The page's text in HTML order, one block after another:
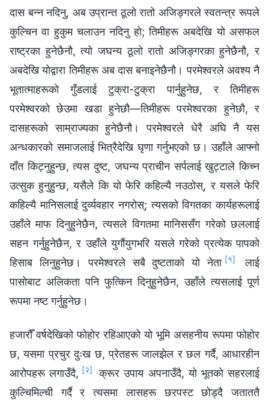
दास बन्‍न नदिनु, अब उप्रान्त ठूलो रातो अजिङ्गरले स्वतन्त्र रूपले
कुल्चिन वा हुकुम चलाउन नदिनु हो; तिमीहरू अबदेखि यो असफल
राष्ट्रका हुनेछैनौ, त्यो जघन्य ठूलो रातो अजिङ्गरका हुनेछैनौ, र
अबदेखि योद्वारा तिमीहरू अब दास बनाइनेछैनौ। परमेश्‍वरले अवश्य नै
भूतात्माहरूको गुँडलाई टुक्रा-टुक्रा पार्नुहुनेछ, र तिमीहरू
परमेश्‍वरको छेउमा खडा हुनेछौ—तिमीहरू परमेश्‍वरका हुनेछौ, र
दासहरूको साम्राज्यका हुनेछैनौ। परमेश्‍वरले धेरै अघि नै यस
अन्धकारको समाजलाई भित्रैदेखि घृणा गर्नुभएको छ। उहाँले आफ्नो
दाँत किट्नुहुन्छ, त्यस दुष्ट, जघन्य प्राचीन सर्पलाई खुट्टाले किच्‍न
उत्सुक हुनुहुन्छ, यसैले कि यो फेरि कहिल्यै नउठोस्, र यसले फेरि
कहिल्यै मानिसलाई दुर्व्यवहार नगरोस्; त्यसको विगतका कार्यहरूलाई
उहाँले माफ दिनुहुनेछैन, त्यसले विगतमा मानिससँग गरेको छललाई
सहन गर्नुहुनेछैन, र उहाँले युगौंयुगभरि यसले गरेको प्रत्येक पापको
हिसाब लिनुहुनेछ। परमेश्‍वरले सबै दुष्टताको यो नेता [१]
लाई
पासोबाट अलिकता पनि फुत्किन दिनुहुनेछैन, उहाँले त्यसलाई पूर्ण
रूपमा नष्ट गर्नुहुनेछ।
हजारौँ वर्षदेखिको फोहोर रहिआएको यो भूमि असहनीय रूपमा फोहोर
छ, यसमा प्रचुर दुःख छ, प्रेतहरू जालझेल र छल गर्दै, आधारहीन
आरोपहरू लगाउँदै, [२]
क्रूर उपाय अपनाउँदै, यो भूतको सहरलाई
कुल्चिमिल्ची गर्दै र त्यसमा लासहरू छरपस्ट छोड्दै जताततै